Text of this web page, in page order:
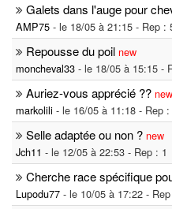
Galets dans l'auge pour
AMP75 - le 18/05 à 21:15 - Rep :
Repousse du poil new
moncheval33 - le 18/05 à 15:15 -
Auriez-vous apprécié ?? new
markolili - le 16/05 à 11:18 - Rep :
Selle adaptée ou non ? new
Jch11 - le 12/05 à 22:53 - Rep : 1
Cherche race spécifique
Lupodu77 - le 10/05 à 17:22 -